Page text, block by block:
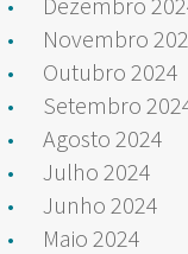
Novembro
Outubro 2024
Setembro
Agosto 2024
Julho 2024
Junho 2024
Maio 2024